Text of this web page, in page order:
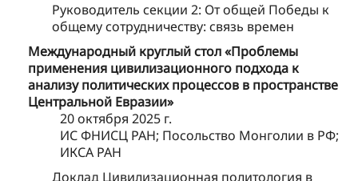
Руководитель секции 2: От общей Победы к
общему сотрудничеству: связь времен
Международный круглый стол «Проблемы
применения цивилизационного подхода к
анализу политических процессов в пространстве
Центральной Евразии»
20 октября 2025 г.
ИС ФНИСЦ РАН; Посольство Монголии в РФ;
ИКСА РАН
Доклад Цивилизационная политология в